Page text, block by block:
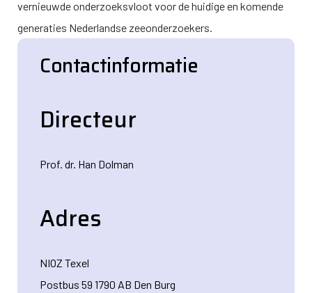
vernieuwde onderzoeksvloot voor de huidige en komende
generaties Nederlandse zeeonderzoekers.
Contactinformatie
Directeur
Prof. dr. Han Dolman
Adres
NIOZ Texel
Postbus 59 1790 AB Den Burg